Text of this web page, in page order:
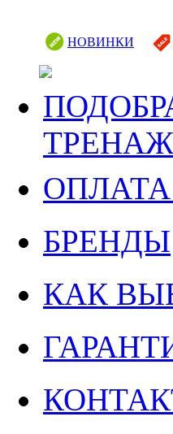
НОВИНКИ
БРЕНДЫ
КАК